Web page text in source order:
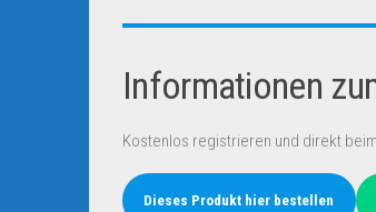
Informationen
Kostenlos registrieren und direkt
Dieses Produkt hier bestellen